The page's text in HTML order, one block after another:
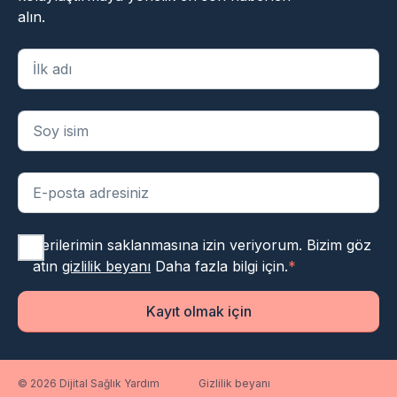
alın.
"*" zorunlu alanları belirtir
Verilerimin saklanmasına izin veriyorum. Bizim göz
atıngizlilik beyanı Daha fazla bilgi için.*
Kayıt olmak için
© 2026 Dijital Sağlık Yardım
Gizlilik beyanı